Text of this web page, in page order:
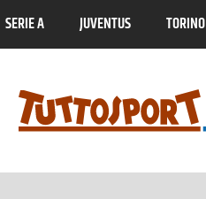
SERIE A JUVENTUS TORINO